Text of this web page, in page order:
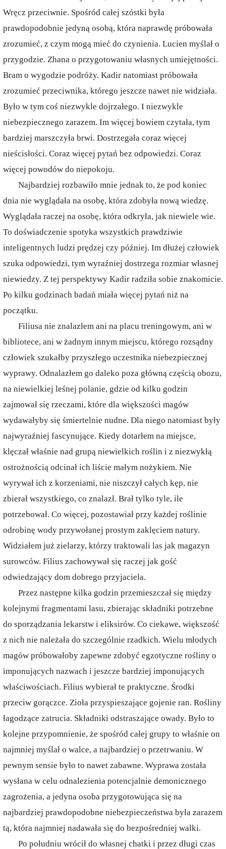
Wręcz przeciwnie. Spośród całej szóstki była
prawdopodobnie jedyną osobą, która naprawdę próbowała
zrozumieć, z czym mogą mieć do czynienia. Lucien myślał o
przygodzie. Zhana o przygotowaniu własnych umiejętności.
Bram o wygodzie podróży. Kadir natomiast próbowała
zrozumieć przeciwnika, którego jeszcze nawet nie widziała.
Było w tym coś niezwykle dojrzałego. I niezwykle
niebezpiecznego zarazem. Im więcej bowiem czytała, tym
bardziej marszczyła brwi. Dostrzegała coraz więcej
nieścisłości. Coraz więcej pytań bez odpowiedzi. Coraz
więcej powodów do niepokoju.
Najbardziej rozbawiło mnie jednak to, że pod koniec
dnia nie wyglądała na osobę, która zdobyła nową wiedzę.
Wyglądała raczej na osobę, która odkryła, jak niewiele wie.
To doświadczenie spotyka wszystkich prawdziwie
inteligentnych ludzi prędzej czy później. Im dłużej człowiek
szuka odpowiedzi, tym wyraźniej dostrzega rozmiar własnej
niewiedzy. Z tej perspektywy Kadir radziła sobie znakomicie.
Po kilku godzinach badań miała więcej pytań niż na
początku.
Filiusa nie znalazłem ani na placu treningowym, ani w
bibliotece, ani w żadnym innym miejscu, którego rozsądny
człowiek szukałby przyszłego uczestnika niebezpiecznej
wyprawy. Odnalazłem go daleko poza główną częścią obozu,
na niewielkiej leśnej polanie, gdzie od kilku godzin
zajmował się rzeczami, które dla większości magów
wydawałyby się śmiertelnie nudne. Dla niego natomiast były
najwyraźniej fascynujące. Kiedy dotarłem na miejsce,
klęczał właśnie nad grupą niewielkich roślin i z niezwykłą
ostrożnością odcinał ich liście małym nożykiem. Nie
wyrywał ich z korzeniami, nie niszczył całych kęp, nie
zbierał wszystkiego, co znalazł. Brał tylko tyle, ile
potrzebował. Co więcej, pozostawiał przy każdej roślinie
odrobinę wody przywołanej prostym zaklęciem natury.
Widziałem już zielarzy, którzy traktowali las jak magazyn
surowców. Filius zachowywał się raczej jak gość
odwiedzający dom dobrego przyjaciela.
Przez następne kilka godzin przemieszczał się między
kolejnymi fragmentami lasu, zbierając składniki potrzebne
do sporządzania lekarstw i eliksirów. Co ciekawe, większość
z nich nie należała do szczególnie rzadkich. Wielu młodych
magów próbowałoby zapewne zdobyć egzotyczne rośliny o
imponujących nazwach i jeszcze bardziej imponujących
właściwościach. Filius wybierał te praktyczne. Środki
przeciw gorączce. Zioła przyspieszające gojenie ran. Rośliny
łagodzące zatrucia. Składniki odstraszające owady. Było to
kolejne przypomnienie, że spośród całej grupy to właśnie on
najmniej myślał o walce, a najbardziej o przetrwaniu. W
pewnym sensie było to nawet zabawne. Wyprawa została
wysłana w celu odnalezienia potencjalnie demonicznego
zagrożenia, a jedyna osoba przygotowująca się na
najbardziej prawdopodobne niebezpieczeństwa była zarazem
tą, która najmniej nadawała się do bezpośredniej walki.
Po południu wrócił do własnej chatki i przez długi czas